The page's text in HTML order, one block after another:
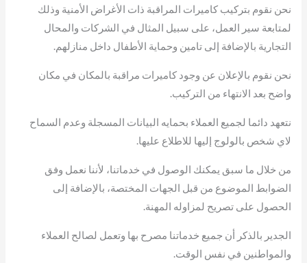
نحن نقوم بتركيب كاميرات المراقبة ذات الأغراض الأمنية وذلك
لمتابعة سير العمل، على سبيل المثال في الشركات والمحال
التجارية بالإضافة إلى تامين وحماية الأطفال داخل منازلهم.
نحن نقوم بالإعلان عن وجود كاميرات مراقبة بالمكان في مكان
واضح بعد الانتهاء من التركيب.
نتعهد دائما لجميع العملاء بحمايه البيانات المسجلة وعدم السماح
لاي شخص بالولوج إليها للاطلاع عليها.
من خلال ما سبق يمكنك الوصول في خدماتنا، لأننا نعمل وفق
الضوابط الموضوع من قبل الجهات المختصة، بالإضافة إلى
الحصول على تصريح لمزاوله المهنة.
الجدير بالذكر أن جميع خدماتنا مصرح بها وتعمل لصالح العملاء
والمواطنين في نفس الوقت.